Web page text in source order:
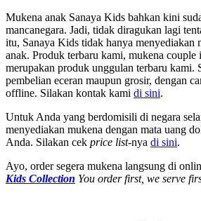
Mukena anak Sanaya Kids bahkan kini
mancanegara. Jadi, tidak diragukan lagi
itu, Sanaya Kids tidak hanya menyediakan
anak. Produk terbaru kami, mukena couple
merupakan produk unggulan terbaru kami.
pembelian eceran maupun grosir, dengan
offline. Silakan kontak kami di sini.
Untuk Anda yang berdomisili di negara
menyediakan mukena dengan mata uang
Anda. Silakan cek price list-nya di sini.
Ayo, order segera mukena langsung di
Kids Collection You order first, we serve